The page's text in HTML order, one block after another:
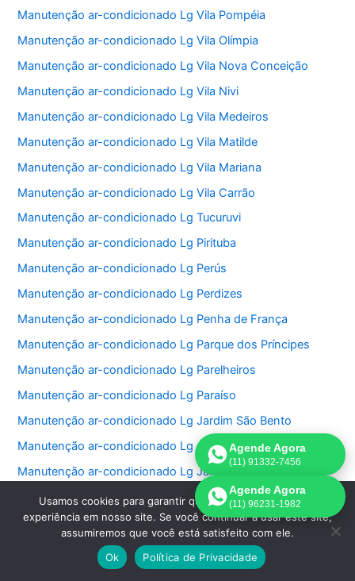
Manutenção ar-condicionado Lg Vila Pompéia
Manutenção ar-condicionado Lg Vila Olímpia
Manutenção ar-condicionado Lg Vila Nova Conceição
Manutenção ar-condicionado Lg Vila Nivi
Manutenção ar-condicionado Lg Vila Medeiros
Manutenção ar-condicionado Lg Vila Matilde
Manutenção ar-condicionado Lg Vila Mariana
Manutenção ar-condicionado Lg Vila Carrão
Manutenção ar-condicionado Lg Tucuruvi
Manutenção ar-condicionado Lg Pirituba
Manutenção ar-condicionado Lg Perús
Manutenção ar-condicionado Lg Perdizes
Manutenção ar-condicionado Lg Penha de França
Manutenção ar-condicionado Lg Parque dos Príncipes
Manutenção ar-condicionado Lg Parelheiros
Manutenção ar-condicionado Lg Paraíso
Manutenção ar-condicionado Lg Jardim São Bento
Manutenção ar-condicionado Lg Jardim Paulistano
Manutenção ar-condicionado Lg Jardim Paulista
Manutenção ar-condicionado Lg Jardim Morumbi
Manutenção ar-condicionado Lg Jardim Fonte do Morumbi
Manutenção ar-condicionado Lg Jardim Europa
Manutenção ar-condicionado Lg Jardim das Perdizes
Agende Agora
(11) 91332-7456
Agende Agora
(11) 96231-1982
Usamos cookies para garantir que oferecemos a melhor
experiência em nosso site. Se você continuar a usar este site,
assumiremos que você está satisfeito com ele.
Ok
Política de Privacidade